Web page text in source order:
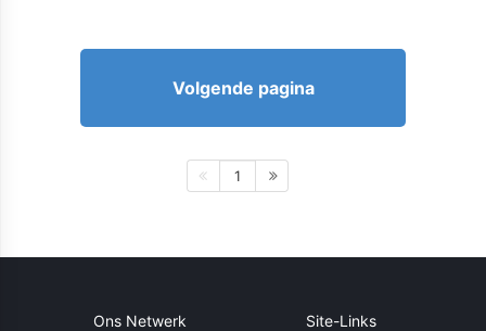
Volgende pagina
1
Ons Netwerk Site-Links